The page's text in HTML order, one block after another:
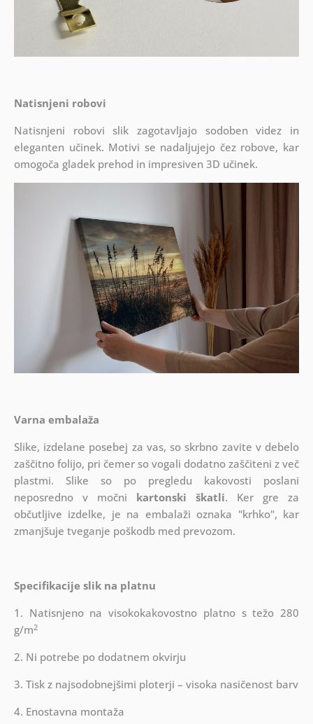
Natisnjeni robovi
Natisnjeni robovi slik zagotavljajo sodoben videz in
eleganten učinek. Motivi se nadaljujejo čez robove, kar
omogoča gladek prehod in impresiven 3D učinek.
Varna embalaža
Slike, izdelane posebej za vas, so skrbno zavite v debelo
zaščitno folijo, pri čemer so vogali dodatno zaščiteni z več
plastmi. Slike so po pregledu kakovosti poslani
neposredno v močni kartonski škatli. Ker gre za
občutljive izdelke, je na embalaži oznaka "krhko", kar
zmanjšuje tveganje poškodb med prevozom.
Specifikacije slik na platnu
1. Natisnjeno na visokokakovostno platno s težo 280
g/m2
2. Ni potrebe po dodatnem okvirju
3. Tisk z najsodobnejšimi ploterji – visoka nasičenost barv
4. Enostavna montaža